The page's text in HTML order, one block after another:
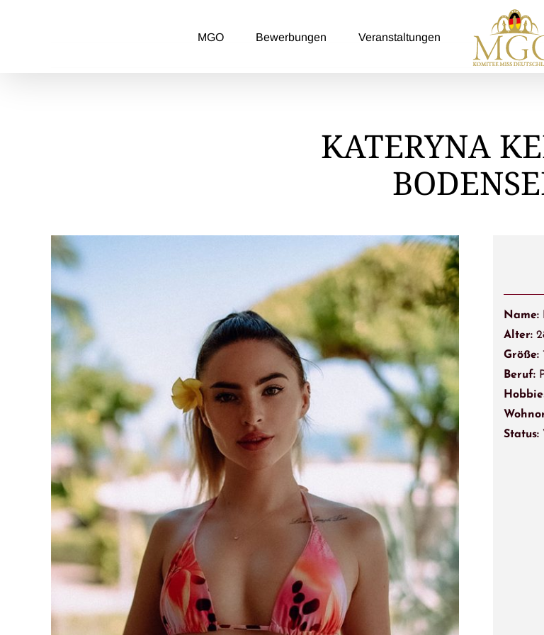
MGO Bewerbungen Veranstaltungen
KATERYNA
Name:
Alter:
Größe:
Beruf:
Status: